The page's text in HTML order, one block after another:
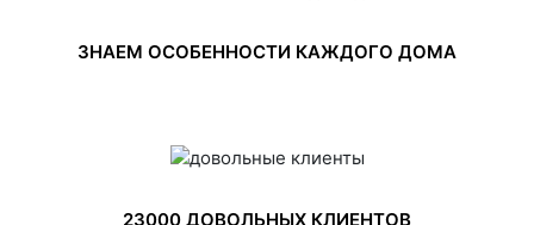
ЗНАЕМ ОСОБЕННОСТИ КАЖДОГО ДОМА
23000 ДОВОЛЬНЫХ КЛИЕНТОВ